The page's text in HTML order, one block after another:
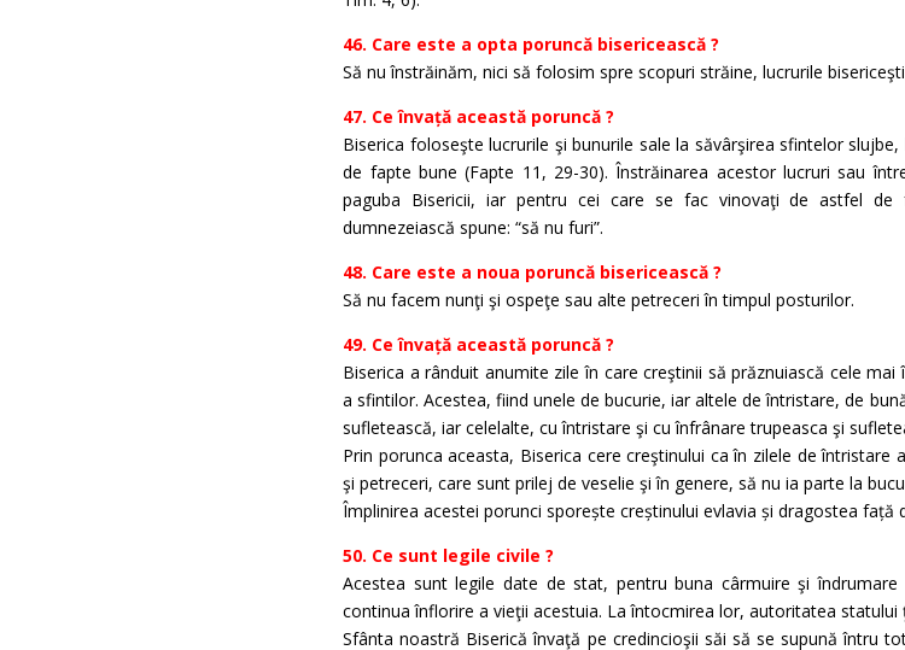
46. Care este a opta poruncă bisericească ?
Să nu înstrăinăm, nici să folosim spre scopuri străine, lucrurile
47. Ce învață această poruncă ?
Biserica foloseşte lucrurile şi bunurile sale la săvârşirea sfintelor
de fapte bune (Fapte 11, 29-30). Înstrăinarea acestor lucruri sau
paguba Bisericii, iar pentru cei care se fac vinovaţi de astfel
dumnezeiască spune: “să nu furi”.
48. Care este a noua poruncă bisericească ?
Să nu facem nunţi şi ospeţe sau alte petreceri în timpul posturilor.
49. Ce învață această poruncă ?
Biserica a rânduit anumite zile în care creştinii să prăznuiască cele
a sfintilor. Acestea, fiind unele de bucurie, iar altele de întristare, de
sufletească, iar celelalte, cu întristare şi cu înfrânare trupeasca şi
Prin porunca aceasta, Biserica cere creştinului ca în zilele de
şi petreceri, care sunt prilej de veselie şi în genere, să nu ia parte la
Împlinirea acestei porunci sporește creștinului evlavia și dragostea față
50. Ce sunt legile civile ?
Acestea sunt legile date de stat, pentru buna cârmuire şi
continua înflorire a vieţii acestuia. La întocmirea lor, autoritatea
Sfânta noastră Biserică învaţă pe credincioşii săi să se supună întru